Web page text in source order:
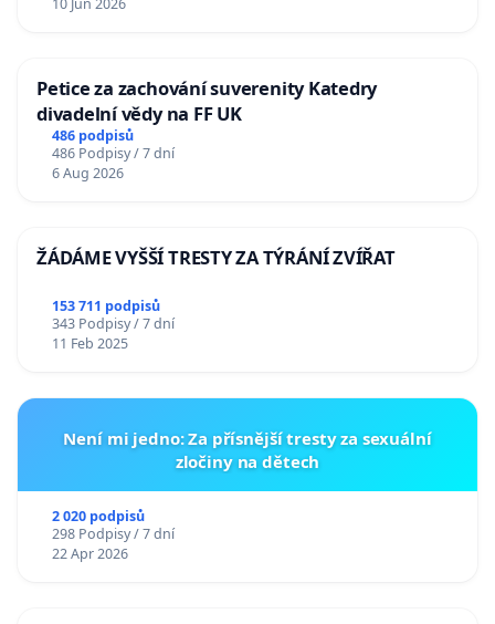
Petice za zachování suverenity Katedry
divadelní vědy na FF UK
486 podpisů
486 Podpisy / 7 dní
6 Aug 2026
ŽÁDÁME VYŠŠÍ TRESTY ZA TÝRÁNÍ ZVÍŘAT
153 711 podpisů
343 Podpisy / 7 dní
11 Feb 2025
Není mi jedno: Za přísnější tresty za sexuální
zločiny na dětech
2 020 podpisů
298 Podpisy / 7 dní
22 Apr 2026